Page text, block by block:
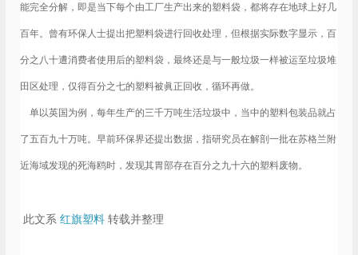
能完全分解，即是当下每个由工厂生产出来的塑料袋，都将存在地球上好几
百年。曾有环保人士提出把塑料袋进行回收处理，但根据实际数字显示，百
分之八十遭消费者使用后的塑料袋，最终还是与一般垃圾一样被运至垃圾堆
田区处理，仅得百分之七的塑料被眞正回收，循环再做。
单以英国为例，每年生产的三千万吨生活垃圾中，当中的塑料包装品就占
了五百九十万吨。早前环保界还提出数据，指研究员在解剖一批在苏格兰附
近海域发现的死海鸥时，发现其胃部存在百分之九十六的塑料废物。
此文系 红旗塑料 转载并整理